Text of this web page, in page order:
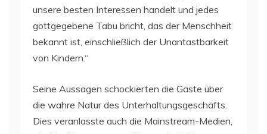
unsere besten Interessen handelt und jedes
gottgegebene Tabu bricht, das der Menschheit
bekannt ist, einschließlich der Unantastbarkeit
von Kindern.“
Seine Aussagen schockierten die Gäste über
die wahre Natur des Unterhaltungsgeschäfts.
Dies veranlasste auch die Mainstream-Medien,